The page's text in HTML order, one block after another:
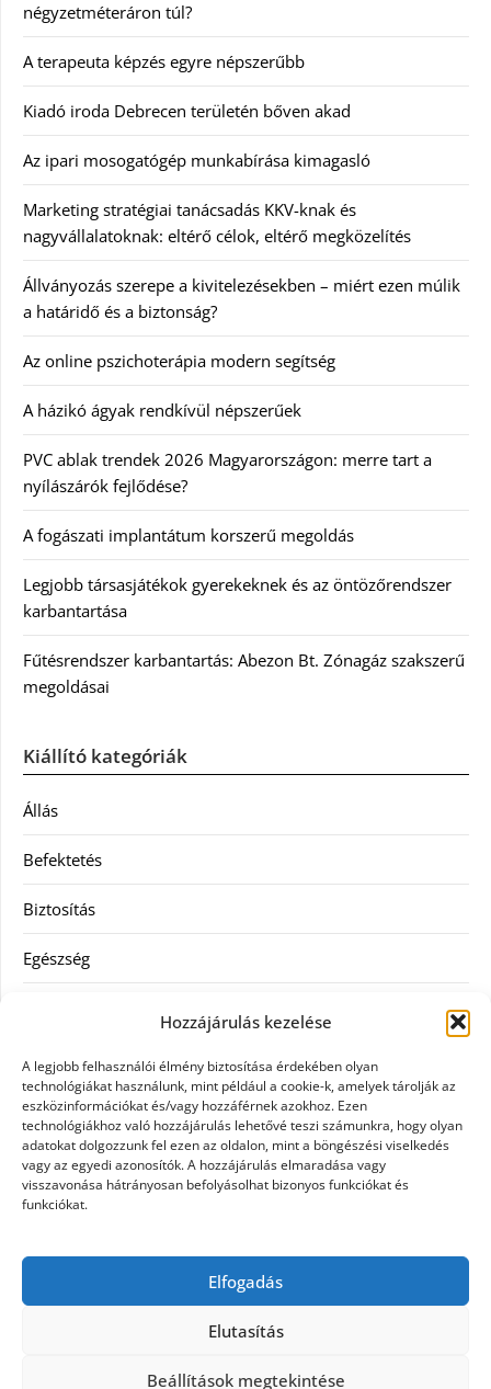
Hozzájárulás kezelése
A legjobb felhasználói élmény biztosítása érdekében olyan
technológiákat használunk, mint például a cookie-k, amelyek tárolják az
eszközinformációkat és/vagy hozzáférnek azokhoz. Ezen
technológiákhoz való hozzájárulás lehetővé teszi számunkra, hogy olyan
adatokat dolgozzunk fel ezen az oldalon, mint a böngészési viselkedés
vagy az egyedi azonosítók. A hozzájárulás elmaradása vagy
visszavonása hátrányosan befolyásolhat bizonyos funkciókat és
funkciókat.
Elfogadás
Elutasítás
Beállítások megtekintése
négyzetméteráron túl?
A terapeuta képzés egyre népszerűbb
Kiadó iroda Debrecen területén bőven akad
Az ipari mosogatógép munkabírása kimagasló
Marketing stratégiai tanácsadás KKV-knak és
nagyvállalatoknak: eltérő célok, eltérő megközelítés
Állványozás szerepe a kivitelezésekben – miért ezen múlik
a határidő és a biztonság?
Az online pszichoterápia modern segítség
A házikó ágyak rendkívül népszerűek
PVC ablak trendek 2026 Magyarországon: merre tart a
nyílászárók fejlődése?
A fogászati implantátum korszerű megoldás
Legjobb társasjátékok gyerekeknek és az öntözőrendszer
karbantartása
Fűtésrendszer karbantartás: Abezon Bt. Zónagáz szakszerű
megoldásai
Kiállító kategóriák
Állás
Befektetés
Biztosítás
Egészség
Ingatlan
Művészetek és szórakozás
Múzeumok
Szolgáltatás
Szórakozás
Webáruház